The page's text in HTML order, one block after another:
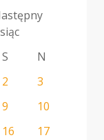
S
N
2
3
9
10
16
17